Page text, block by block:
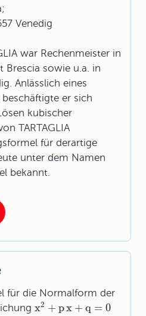
Venedig
war Rechenmeister in
Brescia sowie u.a. in
Anlässlich eines
er sich
kubischer
TARTAGLIA
für derartige
unter dem Namen
bekannt.
für die Normalform der
x2 + px + q = 0